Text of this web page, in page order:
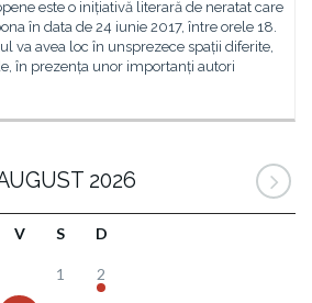
este o inițiativă literară de neratat care
în data de 24 iunie 2017, între orele 18.
va avea loc în unsprezece spații diferite,
în prezența unor importanți autori
2026
V S D
1 2